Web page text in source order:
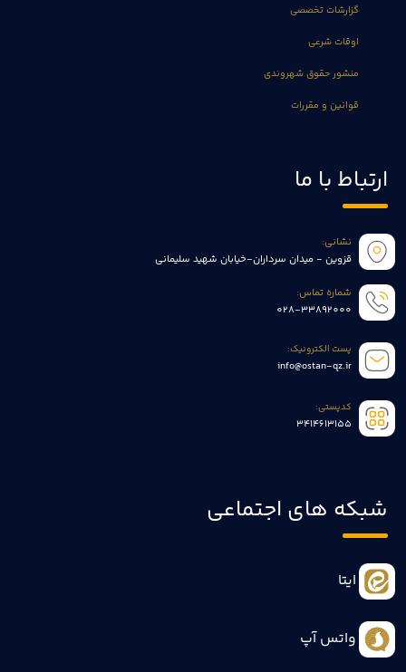
گزارشات تخصصی
اوقات شرعی
منشور حقوق شهروندی
قوانین و مقررات
ارتباط با ما
نشانی:
قزوین - میدان سرداران-خیابان شهید سلیمانی
شماره تماس:
028-33892000
پست الکترونیک:
info@ostan-qz.ir
کدپستی:
3414613155
شبکه های اجتماعی
ایتا
واتس آپ